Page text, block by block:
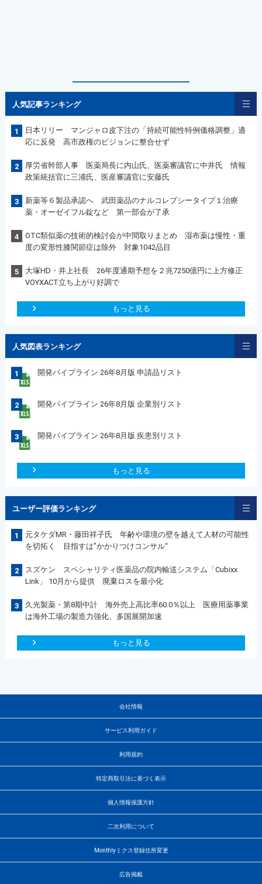
人気記事ランキング
1
日本リリー マンジャロ皮下注の「持続可能性特例価格調整」適
応に反発 高市政権のビジョンに整合せず
2
厚労省幹部人事 医薬局長に内山氏、医薬審議官に中井氏 情報
政策統括官に三浦氏、医産審議官に安藤氏
3
新薬等６製品承認へ 武田薬品のナルコレプシータイプ１治療
薬・オーゼイフル錠など 第一部会が了承
4
OTC類似薬の技術的検討会が中間取りまとめ 湿布薬は慢性・重
度の変形性膝関節症は除外 対象1042品目
5
大塚HD・井上社長 26年度通期予想を２兆7250億円に上方修正
VOYXACT立ち上がり好調で
もっと見る
人気図表ランキング
1 開発パイプライン 26年8月版 申請品リスト
2 開発パイプライン 26年8月版 企業別リスト
3 開発パイプライン 26年8月版 疾患別リスト
もっと見る
ユーザー評価ランキング
1
元タケダMR・藤田祥子氏 年齢や環境の壁を越えて人材の可能性
を切拓く 目指すは”かかりつけコンサル“
2
スズケン スペシャリティ医薬品の院内輸送システム「Cubixx
Link」 10月から提供 廃棄ロスを最小化
3
久光製薬・第8期中計 海外売上高比率60.0％以上 医療用薬事業
は海外工場の製造力強化、多国展開加速
もっと見る
会社情報
サービス利用ガイド
利用規約
特定商取引法に基づく表示
個人情報保護方針
二次利用について
Monthlyミクス登録住所変更
広告掲載